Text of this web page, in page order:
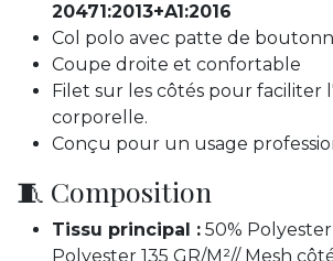
20471:2013+A1:2016
Col polo avec patte de
Coupe droite et confortable
Filet sur les côtés pour faciliter
corporelle.
Conçu pour un usage
🧵 Composition
Tissu principal : 50%
Polyester 135 GR/M²// Mesh